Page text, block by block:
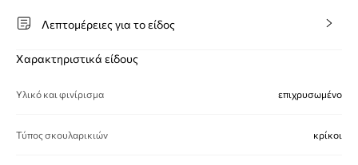
Λεπτομέρειες για το είδος
Χαρακτηριστικά είδους
Υλικό και φινίρισμα επιχρυσωμένο
Τύπος σκουλαρικιών κρίκοι